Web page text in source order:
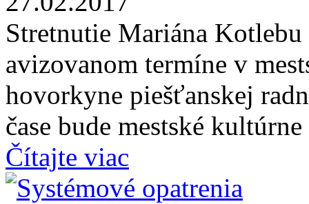
Stretnutie Mariána
avizovanom termíne v
hovorkyne piešťanskej
čase bude mestské
Čítajte viac